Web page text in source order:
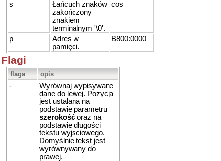
s
Łańcuch znaków
zakończony
znakiem
terminalnym '\0'.
cos
p
Adres w
pamięci.
B800:0000
Flagi
flaga opis
-
Wyrównaj wypisywane
dane do lewej. Pozycja
jest ustalana na
podstawie parametru
szerokość oraz na
podstawie długości
tekstu wyjściowego.
Domyślnie tekst jest
wyrównywany do
prawej.